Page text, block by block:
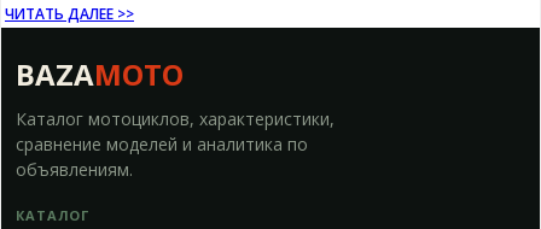
ЧИТАТЬ ДАЛЕЕ >>
BAZAMOTO
Каталог мотоциклов, характеристики,
сравнение моделей и аналитика по
объявлениям.
КАТАЛОГ